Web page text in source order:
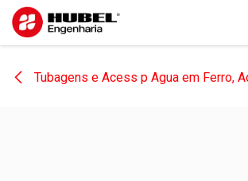
Pular para o conteúdo
Tubagens e Acess p Agua em Ferro,